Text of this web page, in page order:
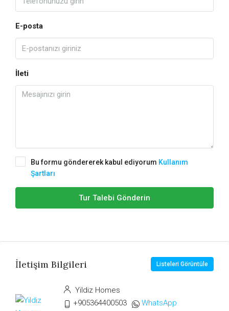
E-posta
İleti
Bu formu göndererek kabul ediyorum Kullanım
Şartları
Tur Talebi Gönderin
İletişim Bilgileri Listeleri Görüntüle
Yildiz Homes
+905364400503
WhatsApp